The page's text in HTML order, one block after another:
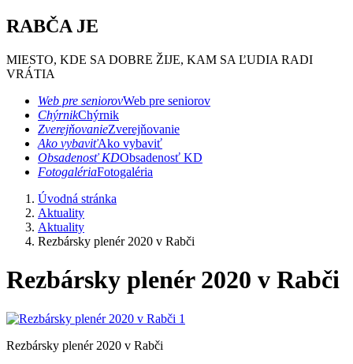
RABČA JE
MIESTO, KDE SA DOBRE ŽIJE, KAM SA ĽUDIA RADI
VRÁTIA
Web pre seniorovWeb pre seniorov
ChýrnikChýrnik
ZverejňovanieZverejňovanie
Ako vybaviťAko vybaviť
Obsadenosť KDObsadenosť KD
FotogalériaFotogaléria
Úvodná stránka
Aktuality
Aktuality
Rezbársky plenér 2020 v Rabči
Rezbársky plenér 2020 v Rabči
Rezbársky plenér 2020 v Rabči